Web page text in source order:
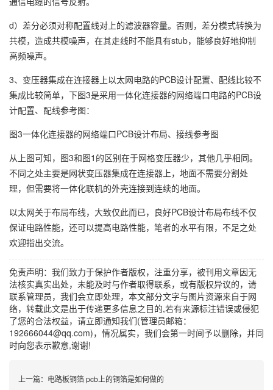
d）差分必须对称配置线对上的滤波器容量。否则，差分模式转换为
共模，造成共模噪声，在其走线时不能具有stub，能够良好地抑制
高频噪声。
3、变压器集成在连接器上以太网电路的PCB设计配置、配线比较不
集成比较简单，下图3是采用一体化连接器的网络端口电路的PCB设
计配置、配线参考图：
图3一体化连接器的网络端口PCB设计布局、接线参考图
从上图可知，图3和图1的区别在于网格变压器少，其他几乎相同。
不同之处主要是网状变压器集成在连接器上，地面不需要分割处
理，但需要将一体化联机的外壳连接到连续的地面。
以太网关于布局布线，大致仅此而已，良好PCB设计布局布线不仅
保证电路性能，还可以提高电路性能，笔者的水平有限，不足之处
欢迎指出交流。
免责声明：我们致力于保护作者版权，注重分享，被刊用文章因无
法核实真实出处，未能及时与作者取得联系，或有版权异议的，请
联系管理员，我们会立即处理，本文部分文字与图片资源来自于网
络，转载此文是出于传递更多信息之目的,若有来源标注错误或侵犯
了您的合法权益，请立即通知我们(管理员邮箱：
192666044@qq.com)，情况属实，我们会第一时间予以删除，并同
时向您表示歉意,谢谢!
上一篇： 电路板铜箔 pcb上的铜箔是如何做的